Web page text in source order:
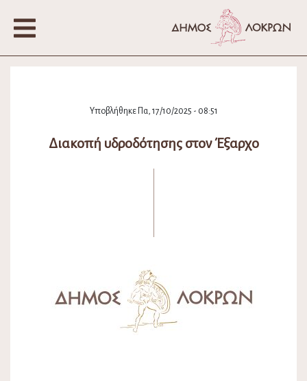
Υποβλήθηκε Πα, 17/10/2025 - 08:51
Διακοπή υδροδότησης στον Έξαρχο